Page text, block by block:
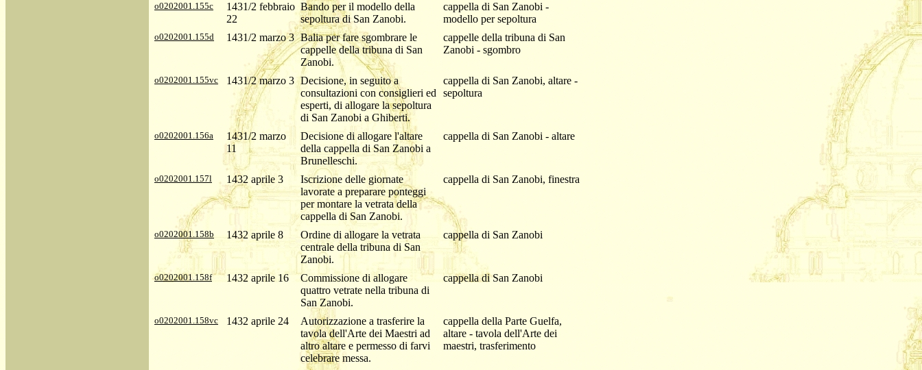
o0202001.155c
1431/2 febbraio
22
Bando per il modello della
sepoltura di San Zanobi.
cappella di San Zanobi -
modello per sepoltura
o0202001.155d 1431/2 marzo 3 Balia per fare sgombrare le
cappelle della tribuna di San
Zanobi.
cappelle della tribuna di San
Zanobi - sgombro
o0202001.155vc 1431/2 marzo 3 Decisione, in seguito a
consultazioni con consiglieri ed
esperti, di allogare la sepoltura
di San Zanobi a Ghiberti.
cappella di San Zanobi, altare -
sepoltura
o0202001.156a
1431/2 marzo
11
Decisione di allogare l'altare
della cappella di San Zanobi a
Brunelleschi.
cappella di San Zanobi - altare
o0202001.157l 1432 aprile 3
Iscrizione delle giornate
lavorate a preparare ponteggi
per montare la vetrata della
cappella di San Zanobi.
cappella di San Zanobi, finestra
o0202001.158b 1432 aprile 8
Ordine di allogare la vetrata
centrale della tribuna di San
Zanobi.
cappella di San Zanobi
o0202001.158f 1432 aprile 16
Commissione di allogare
quattro vetrate nella tribuna di
San Zanobi.
cappella di San Zanobi
o0202001.158vc 1432 aprile 24
Autorizzazione a trasferire la
tavola dell'Arte dei Maestri ad
altro altare e permesso di farvi
celebrare messa.
cappella della Parte Guelfa,
altare - tavola dell'Arte dei
maestri, trasferimento